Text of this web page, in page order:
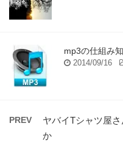
mp3の仕組み
2014/09/16
PREV
ヤバイTシャツ屋
か